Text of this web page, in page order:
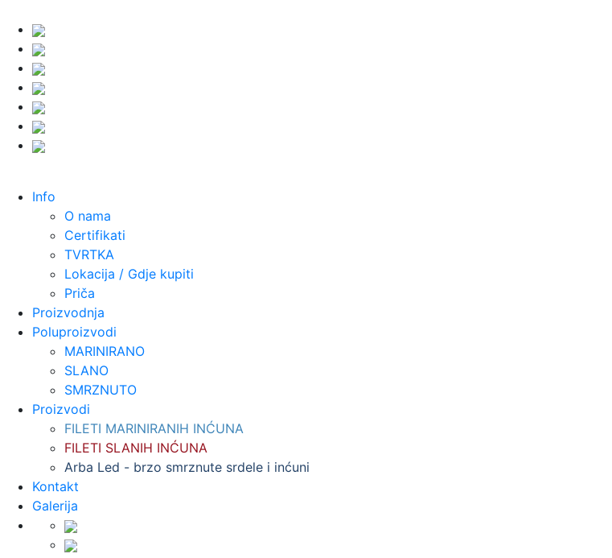
Info
O nama
Certifikati
TVRTKA
Lokacija / Gdje kupiti
Priča
Proizvodnja
Poluproizvodi
MARINIRANO
SLANO
SMRZNUTO
Proizvodi
FILETI MARINIRANIH INĆUNA
FILETI SLANIH INĆUNA
Arba Led - brzo smrznute srdele i inćuni
Kontakt
Galerija